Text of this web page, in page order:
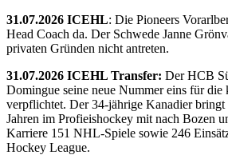
31.07.2026 ICEHL: Die Pioneers
Head Coach da. Der Schwede Janne
privaten Gründen nicht antreten.
31.07.2026 ICEHL Transfer: Der HCB
Domingue seine neue Nummer eins für die
verpflichtet. Der 34-jährige Kanadier bringt
Jahren im Profieishockey mit nach Bozen
Karriere 151 NHL-Spiele sowie 246
Hockey League.